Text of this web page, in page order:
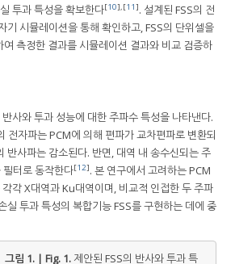
투과 특성을 확보한다[10],[11]. 설계된 FSS의 전
기 시뮬레이션을 통해 확인하고, FSS의 단위셀을
측정한 결과를 시뮬레이션 결과와 비교 검증하
사와 투과 성능에 대한 주파수 특성을 나타낸다.
전자파는 PCM에 의해 편파가 교차편파로 변환되
반사파는 감소된다. 반면, 대역 내 송수신되는 주
터로 동작한다[12]. 본 연구에서 고려하는 PCM
각 X대역과 Ku대역이며, 비교적 인접한 두 주파
실 투과 특성의 복합기능 FSS를 구현하는 데에 중
그림 1. | Fig. 1. 제안된 FSS의 반사와 투과 특